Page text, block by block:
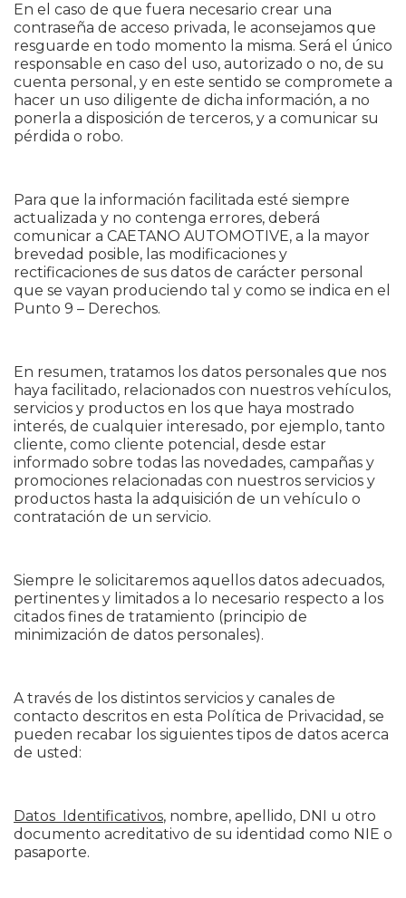
En el caso de que fuera necesario crear una
contraseña de acceso privada, le aconsejamos que
resguarde en todo momento la misma. Será el único
responsable en caso del uso, autorizado o no, de su
cuenta personal, y en este sentido se compromete a
hacer un uso diligente de dicha información, a no
ponerla a disposición de terceros, y a comunicar su
pérdida o robo.
Para que la información facilitada esté siempre
actualizada y no contenga errores, deberá
comunicar a CAETANO AUTOMOTIVE, a la mayor
brevedad posible, las modificaciones y
rectificaciones de sus datos de carácter personal
que se vayan produciendo tal y como se indica en el
Punto 9 – Derechos.
En resumen, tratamos los datos personales que nos
haya facilitado, relacionados con nuestros vehículos,
servicios y productos en los que haya mostrado
interés, de cualquier interesado, por ejemplo, tanto
cliente, como cliente potencial, desde estar
informado sobre todas las novedades, campañas y
promociones relacionadas con nuestros servicios y
productos hasta la adquisición de un vehículo o
contratación de un servicio.
Siempre le solicitaremos aquellos datos adecuados,
pertinentes y limitados a lo necesario respecto a los
citados fines de tratamiento (principio de
minimización de datos personales).
A través de los distintos servicios y canales de
contacto descritos en esta Política de Privacidad, se
pueden recabar los siguientes tipos de datos acerca
de usted:
Datos Identificativos, nombre, apellido, DNI u otro
documento acreditativo de su identidad como NIE o
pasaporte.